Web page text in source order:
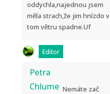
oddychla,najednou jsem
měla strach,že jim hnízdo v
tom větru spadne.Uf
Editor
Petra
Chlume Nemáte zač